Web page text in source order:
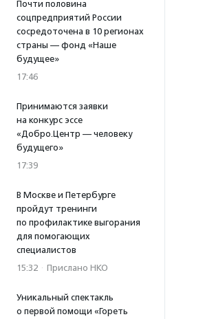
Почти половина
соцпредприятий России
сосредоточена в 10 регионах
страны — фонд «Наше
будущее»
17:46
Принимаются заявки
на конкурс эссе
«Добро.Центр — человеку
будущего»
17:39
В Москве и Петербурге
пройдут тренинги
по профилактике выгорания
для помогающих
специалистов
15:32 · Прислано НКО
Уникальный спектакль
о первой помощи «Гореть